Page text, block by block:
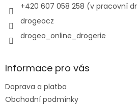
+420 607 058 258 (v pracovní
drogeocz
drogeo_online_drogerie
Informace pro vás
Doprava a platba
Obchodní podmínky